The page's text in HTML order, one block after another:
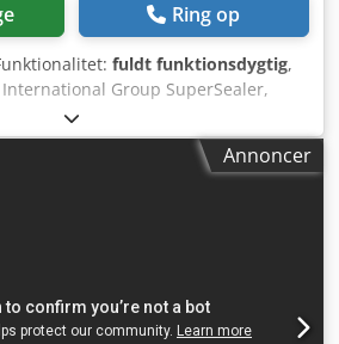
Ring op
fuldt funktionsdygtig,
International Group SuperSealer,
monteret på en mobil,
Producent – OK International
EU. Serienummer – 218-2527-22.
Annoncer